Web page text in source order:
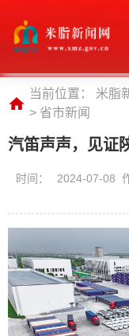
当前位置： 米脂
> 省市新闻
汽笛声声，见证
时间： 2024-07-08